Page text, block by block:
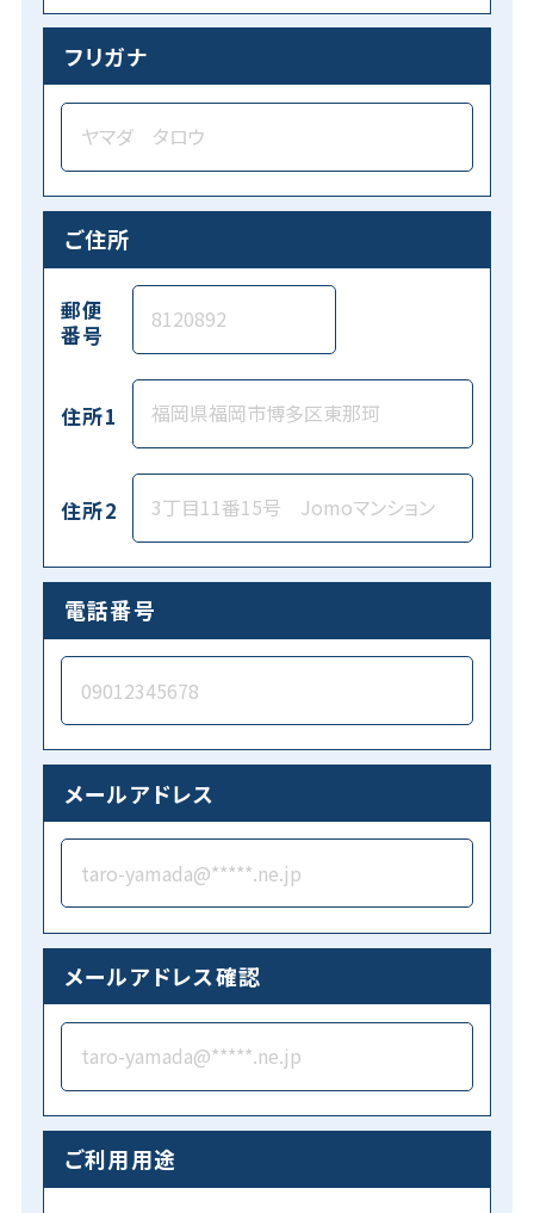
フリガナ
ご住所
郵便
番号
住所1
住所2
電話番号
メールアドレス
メールアドレス確認
ご利用用途